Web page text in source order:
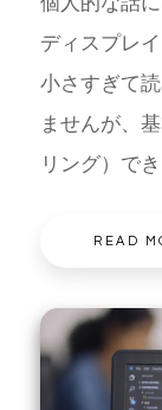
ディスプレ
小さすぎて
ませんが、
リング）で
READ